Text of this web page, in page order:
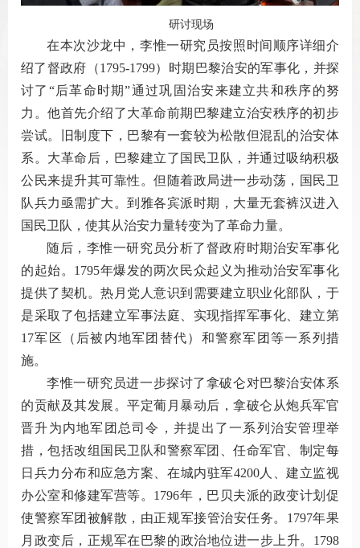
研讨现场
在本次沙龙中，李惟一研究员按照时间顺序详细介
绍了督政府（1795-1799）时期巴黎治安的军事化，并探
讨了“后革命时期”通过巩固治安来建立共和秩序的努
力。他首先介绍了大革命前期巴黎建立治安秩序的初步
尝试。旧制度下，巴黎有一套较为松散但混乱的治安体
系。大革命后，巴黎建立了国民卫队，并通过吸纳积极
公民来提升其可靠性。但随着政局进一步动荡，国民卫
队兵力亟需扩大。到雅各宾派时期，大量无套裤汉进入
国民卫队，使其从治安力量转变为了革命力量。
随后，李惟一研究员分析了督政府时期治安军事化
的起始。1795年爆发的两次民众起义为推动治安军事化
提供了契机。热月党人意识到需要建立职业化部队，于
是采取了包括建立军事法庭、实现指挥军事化、建立第
17军区（后被内地军团替代）和警察军团等一系列措
施。
李惟一研究员进一步探讨了拿破仑对巴黎治安体系
的贡献及其发展。平定葡月暴动后，拿破仑从炮兵军官
晋升为内地军团总司令，并提出了一系列治安管理举
措，包括改组国民卫队和警察军团、任命军官、制定每
日兵力分布和应急方案、在城内驻军4200人、建立监视
办公室和修建军营等。1796年，巴贝夫派的政变计划促
使警察军团被解散，由正规军接管治安任务。1797年果
月政变后，正规军在巴黎的政治地位进一步上升。1798